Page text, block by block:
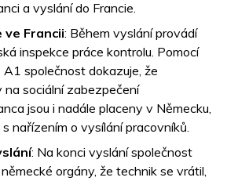
a vyslání do Francie.
ve Francii: Během vyslání provádí
inspekce práce kontrolu. Pomocí
A1 společnost dokazuje, že
na sociální zabezpečení
jsou i nadále placeny v Německu,
s nařízením o vysílání pracovníků.
: Na konci vyslání společnost
orgány, že technik se vrátil,